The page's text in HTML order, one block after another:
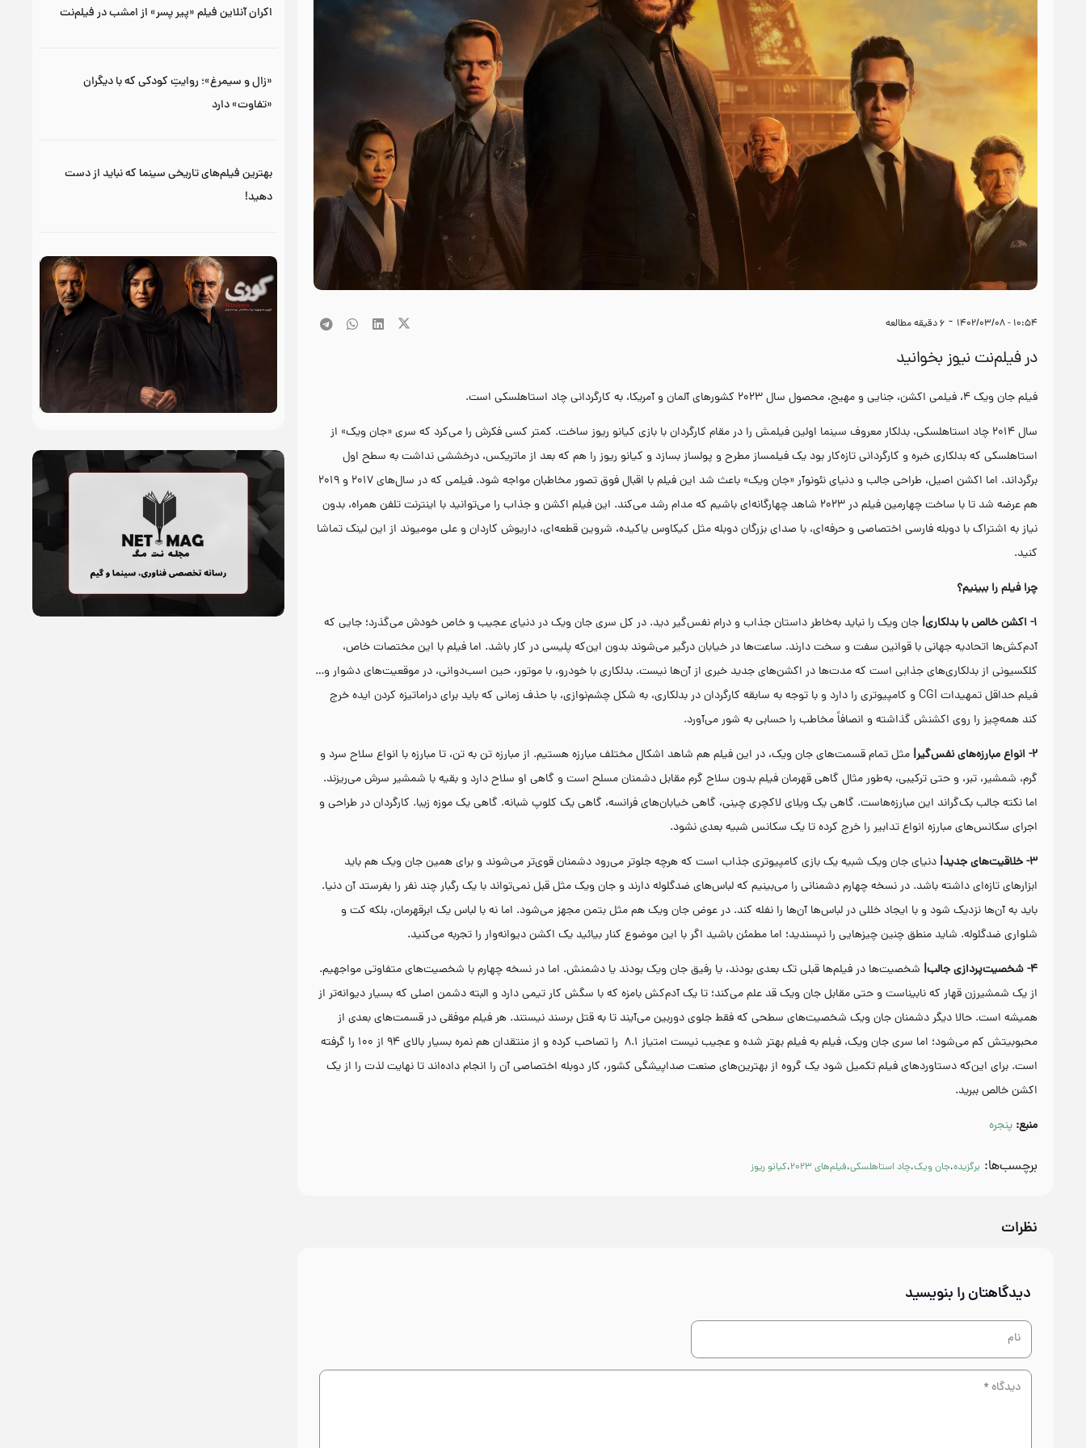
۱۰:۵۴ - ۱۴۰۲/۰۳/۰۸ -
6دقیقه مطالعه
در فیلم‌نت نیوز بخوانید
فیلم جان ویک ۴، فیلمی اکشن، جنایی و مهیج، محصول سال ۲۰۲۳ کشورهای آلمان و آمریکا، به کارگردانی چاد استاهلسکی است.
سال ۲۰۱۴ چاد استاهلسکی، بدلکار معروف سینما اولین فیلمش را در مقام کارگردان با بازی کیانو ریوز ساخت. کمتر کسی فکرش را می‌کرد که سری «جان ویک» از
استاهلسکی که بدلکاری خبره و کارگردانی تازه‌کار بود یک فیلمساز مطرح و پولساز بسازد و کیانو ریوز را هم که بعد از ماتریکس، درخششی نداشت به سطح اول
برگرداند. اما اکشن اصیل، طراحی جالب و دنیای نئونوآر «جان ویک» باعث شد این فیلم با اقبال فوق تصور مخاطبان مواجه شود. فیلمی که در سال‌های ۲۰۱۷ و ۲۰۱۹
هم عرضه شد تا با ساخت چهارمین فیلم در ۲۰۲۳ شاهد چهارگانه‌ای باشیم که مدام رشد می‌کند. این فیلم اکشن و جذاب را می‌توانید با اینترنت تلفن همراه، بدون
نیاز به اشتراک با دوبله فارسی اختصاصی و حرفه‌ای، با صدای بزرگان دوبله مثل کیکاوس یاکیده، شروین قطعه‌ای، داریوش کاردان و علی مومیوند از این لینک تماشا
کنید.
چرا فیلم را ببینیم؟
۱- اکشن خالص با بدلکاری|
جان ویک را نباید به‌خاطر داستان جذاب و درام نفس‌گیر دید. در کل سری جان ویک در دنیای عجیب و خاص خودش می‌گذرد؛ جایی که
آدم‌کش‌ها اتحادیه جهانی با قوانین سفت و سخت دارند. ساعت‌ها در خیابان درگیر می‌شوند بدون این‌که پلیسی در کار باشد. اما فیلم با این مختصات خاص،
کلکسیونی از بدلکاری‌های جذابی است که مدت‌ها در اکشن‌های جدید خبری از آن‌ها نیست. بدلکاری با خودرو، با موتور، حین اسب‌دوانی، در موقعیت‌های دشوار و…
فیلم حداقل تمهیدات CGI و کامپیوتری را دارد و با توجه به سابقه کارگردان در بدلکاری، به شکل چشم‌نوازی، با حذف زمانی که باید برای دراماتیزه کردن ایده خرج
کند همه‌چیز را روی اکشنش گذاشته و انصافاً مخاطب را حسابی به شور می‌آورد.
۲- انواع مبارزه‌های نفس‌گیر|
مثل تمام قسمت‌های جان ویک، در این فیلم هم شاهد اشکال مختلف مبارزه هستیم. از مبارزه تن به تن، تا مبارزه با انواع سلاح سرد و
گرم، شمشیر، تبر، و حتی ترکیبی، به‌طور مثال گاهی قهرمان فیلم بدون سلاح گرم مقابل دشمنان مسلح است و گاهی او سلاح دارد و بقیه با شمشیر سرش می‌ریزند.
اما نکته جالب بک‌گراند این مبارزه‌هاست. گاهی یک ویلای لاکچری چینی، گاهی خیابان‌های فرانسه، گاهی یک کلوپ شبانه. گاهی یک موزه زیبا. کارگردان در طراحی و
اجرای سکانس‌های مبارزه انواع تدابیر را خرج کرده تا یک سکانس شبیه بعدی نشود.
۳- خلاقیت‌های جدید|
دنیای جان ویک شبیه یک بازی کامپیوتری جذاب است که هرچه جلوتر می‌رود دشمنان قوی‌تر می‌شوند و برای همین جان ویک هم باید
ابزارهای تازه‌ای داشته باشد. در نسخه چهارم دشمنانی را می‌بینیم که لباس‌های ضدگلوله دارند و جان ویک مثل قبل نمی‌تواند با یک رگبار چند نفر را بفرستد آن دنیا.
باید به آن‌ها نزدیک شود و با ایجاد خللی در لباس‌ها آن‌ها را نفله کند. در عوض جان ویک هم مثل بتمن مجهز می‌شود. اما نه با لباس یک ابرقهرمان، بلکه کت و
شلواری ضدگلوله. شاید منطق چنین چیزهایی را نپسندید؛ اما مطمئن باشید اگر با این موضوع کنار بیائید یک اکشن دیوانه‌وار را تجربه می‌کنید.
۴- شخصیت‌پردازی جالب|
شخصیت‌ها در فیلم‌ها قبلی تک بعدی بودند، یا رفیق جان ویک بودند یا دشمنش. اما در نسخه چهارم با شخصیت‌های متفاوتی مواجهیم.
از یک شمشیرزن قهار که نابیناست و حتی مقابل جان ویک قد علم می‌کند؛ تا یک آدم‌کش بامزه که با سگش کار تیمی دارد و البته دشمن اصلی که بسیار دیوانه‌تر از
همیشه است. حالا دیگر دشمنان جان ویک شخصیت‌های سطحی که فقط جلوی دوربین می‌آیند تا به قتل برسند نیستند. هر فیلم موفقی در قسمت‌های بعدی از
محبوبیتش کم می‌شود؛ اما سری جان ویک، فیلم به فیلم بهتر شده و عجیب نیست امتیاز ۸.۱ را تصاحب کرده و از منتقدان هم نمره بسیار بالای ۹۴ از ۱۰۰ را گرفته
است. برای این‌که دستاوردهای فیلم تکمیل شود یک گروه از بهترین‌های صنعت صداپیشگی کشور، کار دوبله اختصاصی آن را انجام داده‌اند تا نهایت لذت را از یک
اکشن خالص ببرید.
منبع: پنجره
برچسب‌ها: برگزیده،جان ویک،چاد استاهلسکی،فیلم‌های 2023 ،کیانو ریوز
نظرات
دیدگاهتان را بنویسید
اکران آنلاین فیلم «پیر پسر» از امشب در فیلم‌نت
«زال و سیمرغ»؛ روایتِ کودکی که با دیگران
«تفاوت» دارد
بهترین فیلم‌های تاریخی سینما که نباید از دست
دهید!